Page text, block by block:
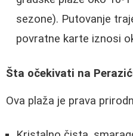
sezone). Putovanje
povratne karte iznosi
Šta očekivati na
Ova plaža je prava